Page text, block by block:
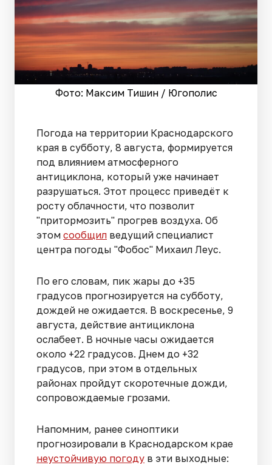
Фото: Максим Тишин / Югополис
Погода на территории Краснодарского
края в субботу, 8 августа, формируется
под влиянием атмосферного
антициклона, который уже начинает
разрушаться. Этот процесс приведёт к
росту облачности, что позволит
"притормозить" прогрев воздуха. Об
этом сообщил ведущий специалист
центра погоды "Фобос" Михаил Леус.
По его словам, пик жары до +35
градусов прогнозируется на субботу,
дождей не ожидается. В воскресенье, 9
августа, действие антициклона
ослабеет. В ночные часы ожидается
около +22 градусов. Днем до +32
градусов, при этом в отдельных
районах пройдут скоротечные дожди,
сопровождаемые грозами.
Напомним, ранее синоптики
прогнозировали в Краснодарском крае
неустойчивую погоду в эти выходные: